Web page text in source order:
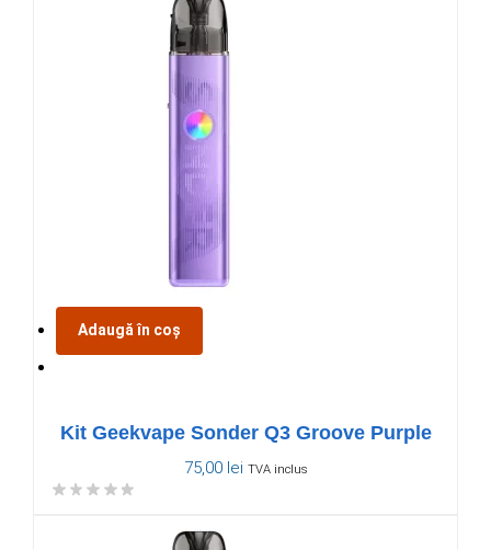
Adaugă în coș
Kit Geekvape Sonder Q3 Groove Purple
75,00 lei TVA inclus